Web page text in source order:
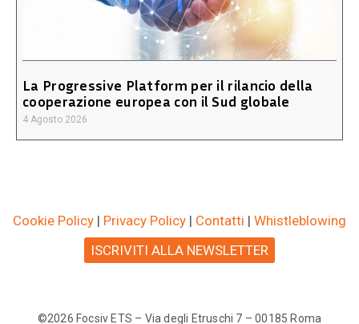
La Progressive Platform per il rilancio della
cooperazione europea con il Sud globale
4 Agosto 2026
Cookie Policy | Privacy Policy | Contatti | Whistleblowing
ISCRIVITI ALLA NEWSLETTER
©2026 Focsiv ETS – Via degli Etruschi 7 – 00185 Roma